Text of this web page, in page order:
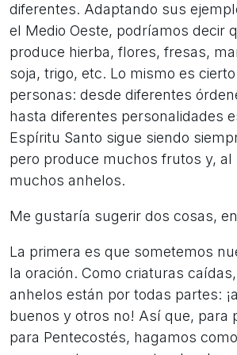
diferentes. Adaptando sus
el Medio Oeste, podríamos decir
produce hierba, flores, fresas,
soja, trigo, etc. Lo mismo es
personas: desde diferentes
hasta diferentes personalidades
Espíritu Santo sigue siendo
pero produce muchos frutos y,
muchos anhelos.
Me gustaría sugerir dos cosas,
La primera es que sometemos
la oración. Como criaturas
anhelos están por todas partes:
buenos y otros no! Así que, para
para Pentecostés, hagamos